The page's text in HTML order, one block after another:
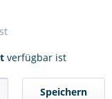
verfügbar ist
Speichern